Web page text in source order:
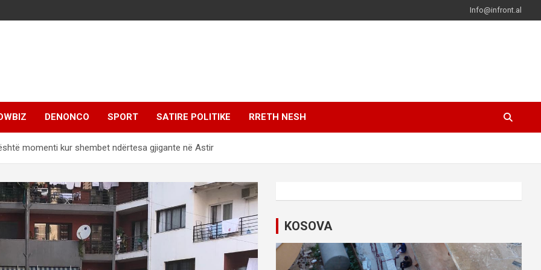
Info@infront.al
DENONCO SPORT SATIRE POLITIKE RRETH NESH
momenti kur shembet ndërtesa gjigante në Astir
KOSOVA